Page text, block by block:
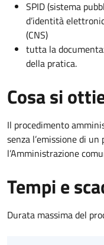
SPID (sistema
d’identità
(CNS)
tutta la
della pratica.
Cosa si
Il procedimento
senza l’emissione di
l’Amministrazione
Tempi e
Durata massima del